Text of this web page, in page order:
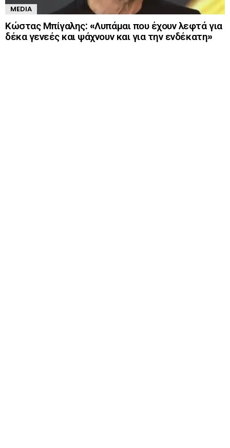
MEDIA
Κώστας Μπίγαλης: «Λυπάμαι που έχουν λεφτά για
δέκα γενεές και ψάχνουν και για την ενδέκατη»